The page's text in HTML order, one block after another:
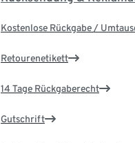
Kostenlose Rückgabe /
Retourenetikett
14 Tage Rückgaberecht
Gutschrift